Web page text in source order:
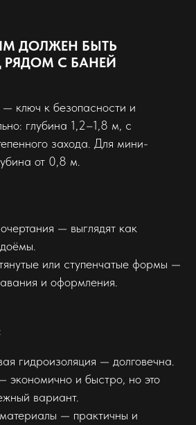
ДОЛЖЕН БЫТЬ
РЯДОМ С БАНЕЙ
— ключ к безопасности и
глубина 1,2–1,8 м, с
захода. Для мини-
от 0,8 м.
— выглядят как
или ступенчатые формы —
и оформления.
:
гидроизоляция — долговечна.
и быстро, но это
вариант.
— практичны и